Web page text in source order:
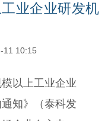
业企业研发机
11 10:15
以上工业企业
知》（泰科发